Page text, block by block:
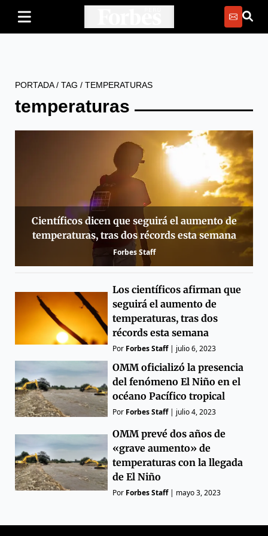
PORTADA/ TAG / TEMPERATURAS
temperaturas
Científicos dicen que seguirá el aumento de
temperaturas, tras dos récords esta semana
Forbes Staff
Los científicos afirman que
seguirá el aumento de
temperaturas, tras dos
récords esta semana
Por Forbes Staff| julio 6, 2023
OMM oficializó la presencia
del fenómeno El Niño en el
océano Pacífico tropical
Por Forbes Staff| julio 4, 2023
OMM prevé dos años de
«grave aumento» de
temperaturas con la llegada
de El Niño
Por Forbes Staff| mayo 3, 2023